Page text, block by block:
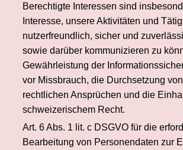
Berechtigte Interessen sind
Interesse, unsere Aktivitäten und
nutzerfreundlich, sicher und
sowie darüber kommunizieren zu
Gewährleistung der
vor Missbrauch, die Durchsetzung
rechtlichen Ansprüchen und die
schweizerischem Recht.
Art. 6 Abs. 1 lit. c DSGVO für die
Bearbeitung von Personendaten zur